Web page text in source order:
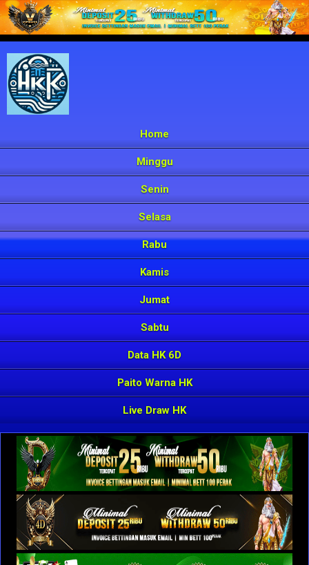
Home
Minggu
Senin
Selasa
Rabu
Kamis
Jumat
Sabtu
Data HK 6D
Paito Warna HK
Live Draw HK